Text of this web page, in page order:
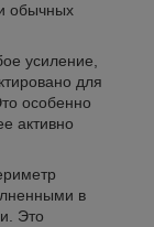
обычных
усиление,
для
особенно
активно
в
Это